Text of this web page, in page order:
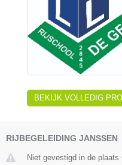
BEKIJK VOLLEDIG
RIJBEGELEIDING JANSSEN
Niet gevestigd in de